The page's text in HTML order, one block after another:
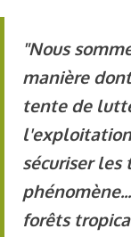
"Nous
manière
tente de
sécuriser les
forêts